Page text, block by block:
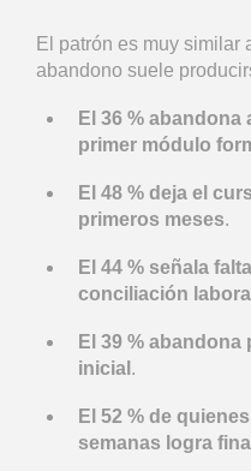
El patrón es muy similar
abandono suele
El 36 % abandona
primer módulo
El 48 % deja el
primeros meses.
El 44 % señala
conciliación
El 39 %
inicial .
El 52 % de
semanas logra